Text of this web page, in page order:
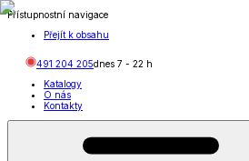
Přístupnostní navigace
Přejít k obsahu
491 204 205dnes 7 - 22 h
Katalogy
O nás
Kontakty